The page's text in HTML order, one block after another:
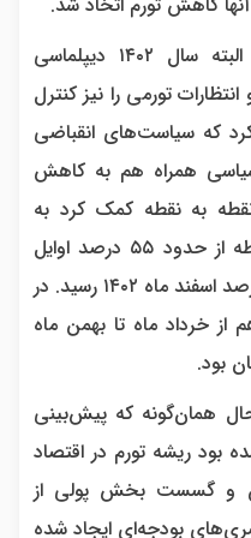
این اقتصاددان در ادامه گفت: البته سال ۱۴۰۲ دیپلماسی
تورمی را نیز کنترل
که سیاست‌های انقباضی
همراه هم به کاهش
به نقطه کمک کرد به
گونه‌ای که نرخ تورم نقطه به نقطه از حدود ۵۵ درصد اوایل
فروردین ماه ۱۴۰۲ به حدود ۳۶ درصد اسفند ماه ۱۴۰۲ رسید. در
از خرداد ماه تا بهمن ماه
همان‌گونه که پیش‌بینی
بود ریشه تورم در اقتصاد
و گسست بخش پولی از
بودجه‌ای ایجاد شده